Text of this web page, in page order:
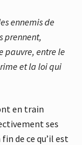
ennemis de
prennent,
pauvre, entre le
et la loi qui
en train
ses
de ce qu’il est